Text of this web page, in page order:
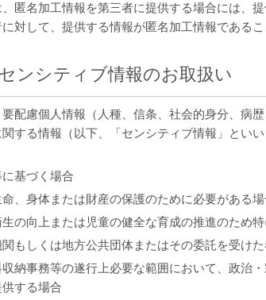
匿名加工情報を第三者に提供する場合には、
対して、提供する情報が匿名加工情報であるこ
センシティブ情報のお取扱い
配慮個人情報（人種、信条、社会的身分、病
する情報（以下、「センシティブ情報」とい
基づく場合
、身体または財産の保護のために必要がある場
の向上または児童の健全な育成の推進のため
もしくは地方公共団体またはその委託を受け
納事務等の遂行上必要な範囲において、政治
する場合